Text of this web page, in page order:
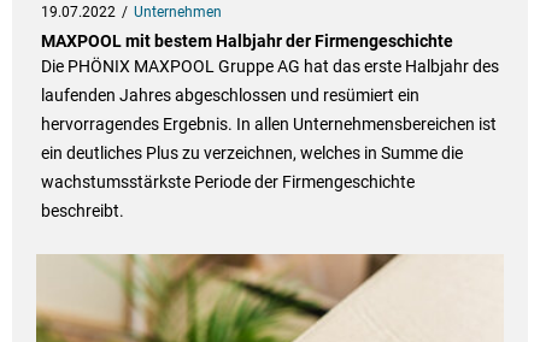
19.07.2022 Unternehmen
MAXPOOL mit bestem Halbjahr der Firmengeschichte
Die PHÖNIX MAXPOOL Gruppe AG hat das erste Halbjahr des
laufenden Jahres abgeschlossen und resümiert ein
hervorragendes Ergebnis. In allen Unternehmensbereichen ist
ein deutliches Plus zu verzeichnen, welches in Summe die
wachstumsstärkste Periode der Firmengeschichte
beschreibt.